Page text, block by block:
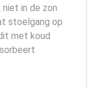
in de zon
stoelgang op
met koud